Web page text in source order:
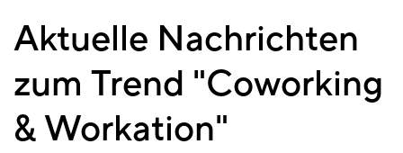
Aktuelle Nachrichten
zum Trend "Coworking
& Workation"